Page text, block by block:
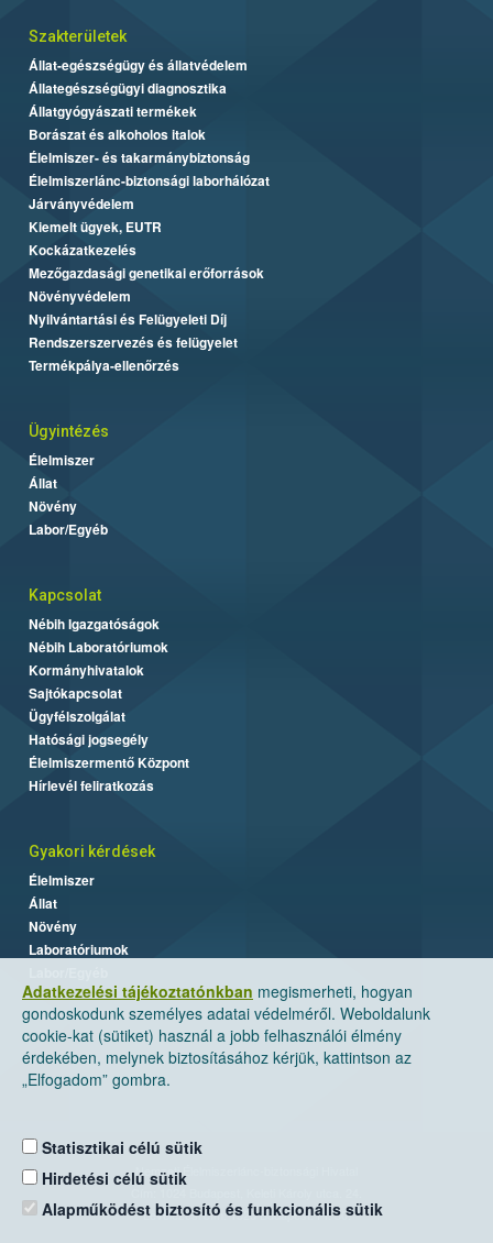
Adatkezelési tájékoztatónkban megismerheti, hogyan
gondoskodunk személyes adatai védelméről. Weboldalunk
cookie-kat (sütiket) használ a jobb felhasználói élmény
érdekében, melynek biztosításához kérjük, kattintson az
„Elfogadom” gombra.
Statisztikai célú sütik
Hirdetési célú sütik
Alapműködést biztosító és funkcionális sütik
Szakterületek
Állat-egészségügy és állatvédelem
Állategészségügyi diagnosztika
Állatgyógyászati termékek
Borászat és alkoholos italok
Élelmiszer- és takarmánybiztonság
Élelmiszerlánc-biztonsági laborhálózat
Járványvédelem
Kiemelt ügyek, EUTR
Kockázatkezelés
Mezőgazdasági genetikai erőforrások
Növényvédelem
Nyilvántartási és Felügyeleti Díj
Rendszerszervezés és felügyelet
Termékpálya-ellenőrzés
Ügyintézés
Élelmiszer
Állat
Növény
Labor/Egyéb
Kapcsolat
Nébih Igazgatóságok
Nébih Laboratóriumok
Kormányhivatalok
Sajtókapcsolat
Ügyfélszolgálat
Hatósági jogsegély
Élelmiszermentő Központ
Hírlevél feliratkozás
Gyakori kérdések
Élelmiszer
Állat
Növény
Laboratóriumok
Nemzeti Élelmiszerlánc-biztonsági Hivatal
Levelezési cím: 1525 Budapest. Pf. 30.